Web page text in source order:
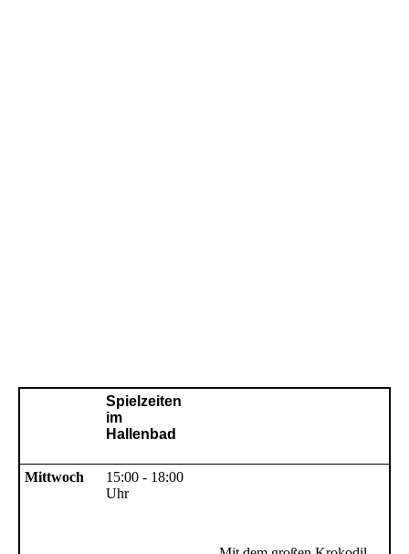
Spielzeiten
im
Hallenbad
Mittwoch
15:00 - 18:00
Uhr